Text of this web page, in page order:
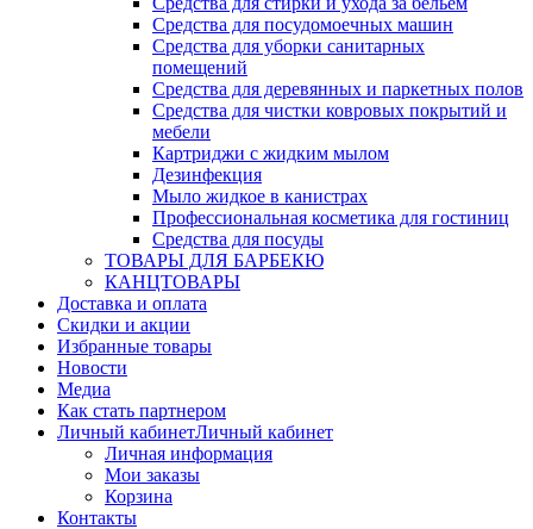
Средства для посудомоечных машин
Средства для уборки санитарных
помещений
Средства для деревянных и паркетных полов
Средства для чистки ковровых покрытий и
мебели
Картриджи с жидким мылом
Дезинфекция
Мыло жидкое в канистрах
Профессиональная косметика для гостиниц
Средства для посуды
ТОВАРЫ ДЛЯ БАРБЕКЮ
КАНЦТОВАРЫ
Доставка и оплата
Скидки и акции
Избранные товары
Новости
Медиа
Как стать партнером
Личный кабинетЛичный кабинет
Личная информация
Мои заказы
Корзина
Контакты